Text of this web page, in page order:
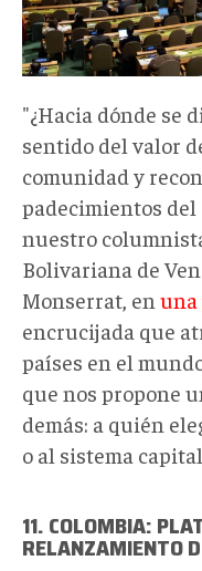
"¿Hacia dónde se
sentido del valor
comunidad y
padecimientos
nuestro
Bolivariana de
Monserrat, en
encrucijada que
países en el
que nos propone
demás: a quién
o al sistema
11. COLOMBIA:
RELANZAMIENTO